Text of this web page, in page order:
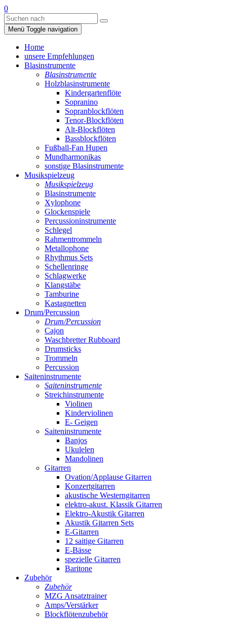
0
Menü Toggle navigation
Home
unsere Empfehlungen
Blasinstrumente
Blasinstrumente
Holzblasinstrumente
Kindergartenflöte
Sopranino
Sopranblockflöten
Tenor-Blockflöten
Alt-Blockflöten
Bassblockflöten
Fußball-Fan Hupen
Mundharmonikas
sonstige Blasinstrumente
Musikspielzeug
Musikspielzeug
Blasinstrumente
Xylophone
Glockenspiele
Percussioninstrumente
Schlegel
Rahmentrommeln
Metallophone
Rhythmus Sets
Schellenringe
Schlagwerke
Klangstäbe
Tamburine
Kastagnetten
Drum/Percussion
Drum/Percussion
Cajon
Waschbretter Rubboard
Drumsticks
Trommeln
Percussion
Saiteninstrumente
Saiteninstrumente
Streichinstrumente
Violinen
Kinderviolinen
E- Geigen
Saiteninstrumente
Banjos
Ukulelen
Mandolinen
Gitarren
Ovation/Applause Gitarren
Konzertgitarren
akustische Westerngitarren
elektro-akust. Klassik Gitarren
Elektro-Akustik Gitarren
Akustik Gitarren Sets
E-Gitarren
12 saitige Gitarren
E-Bässe
spezielle Gitarren
Baritone
Zubehör
Zubehör
MZG Ansatztrainer
Amps/Verstärker
Blockflötenzubehör